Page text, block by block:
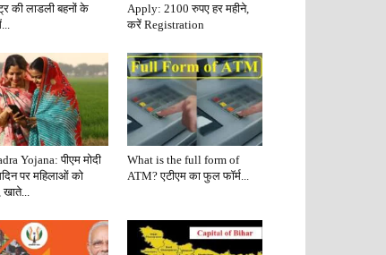
की लाडली बहनों के
Apply: 2100 रुपए हर महीने,
करें Registration
Yojana: पीएम मोदी
पर महिलाओं को
खाते...
What is the full form of
ATM? एटीएम का फुल फॉर्म...